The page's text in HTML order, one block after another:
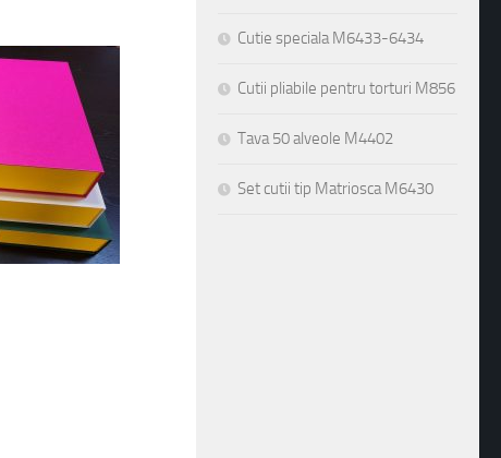
Cutie speciala M6433-6434
Cutii pliabile pentru torturi M856
Tava 50 alveole M4402
Set cutii tip Matriosca M6430